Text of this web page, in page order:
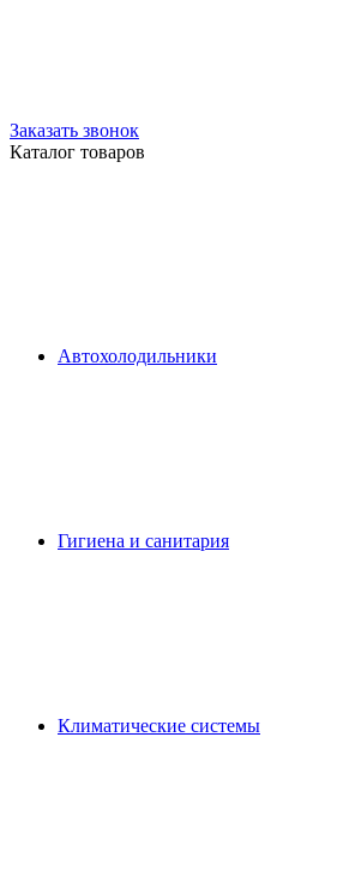
Заказать звонок
Каталог товаров
Автохолодильники
Гигиена и санитария
Климатические системы